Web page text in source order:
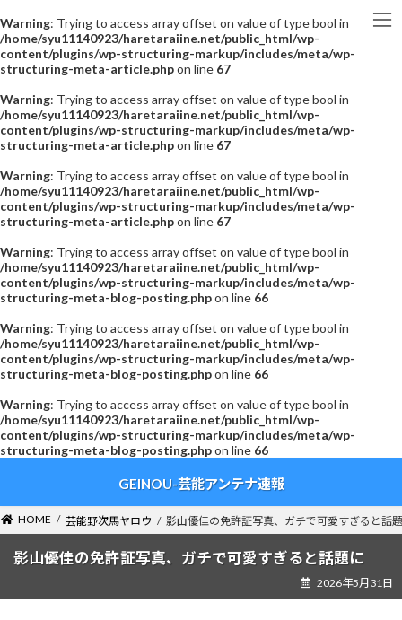
Warning: Trying to access array offset on value of type bool in
/home/syu11140923/haretaraiine.net/public_html/wp-
content/plugins/wp-structuring-markup/includes/meta/wp-
structuring-meta-article.phpon line 67
Warning: Trying to access array offset on value of type bool in
/home/syu11140923/haretaraiine.net/public_html/wp-
content/plugins/wp-structuring-markup/includes/meta/wp-
structuring-meta-article.phpon line 67
Warning: Trying to access array offset on value of type bool in
/home/syu11140923/haretaraiine.net/public_html/wp-
content/plugins/wp-structuring-markup/includes/meta/wp-
structuring-meta-article.phpon line 67
Warning: Trying to access array offset on value of type bool in
/home/syu11140923/haretaraiine.net/public_html/wp-
content/plugins/wp-structuring-markup/includes/meta/wp-
structuring-meta-blog-posting.phpon line 66
Warning: Trying to access array offset on value of type bool in
/home/syu11140923/haretaraiine.net/public_html/wp-
content/plugins/wp-structuring-markup/includes/meta/wp-
structuring-meta-blog-posting.phpon line 66
Warning: Trying to access array offset on value of type bool in
/home/syu11140923/haretaraiine.net/public_html/wp-
content/plugins/wp-structuring-markup/includes/meta/wp-
structuring-meta-blog-posting.phpon line 66
ン
ツ
ー
シ
GEINOU-芸能アンテナ速報
HOME 芸能野次馬ヤロウ 影山優佳の免許証写真、ガチで可愛すぎると話
影山優佳の免許証写真、ガチで可愛すぎると話題に
2026年5月31日